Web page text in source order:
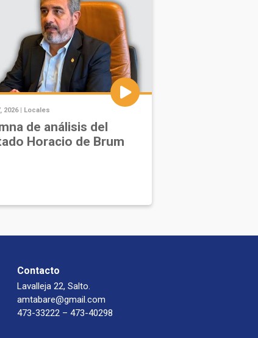
2026 | Locales
de análisis del
Horacio de Brum
Contacto
Lavalleja 22, Salto.
amtabare@gmail.com
473-33222 – 473-40298